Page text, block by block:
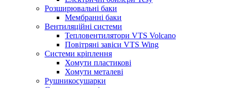
Розширювальні баки
Мембранні баки
Вентиляційні системи
Тепловентилятори VTS Volcano
Повітряні завіси VTS Wing
Системи кріплення
Хомути пластикові
Хомути металеві
Рушникосушарки